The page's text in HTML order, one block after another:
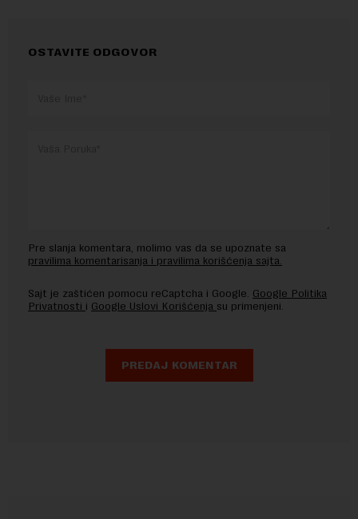
OSTAVITE ODGOVOR
Pre slanja komentara, molimo vas da se upoznate sa
pravilima komentarisanja i pravilima korišćenja sajta.
Sajt je zaštićen pomocu reCaptcha i Google. Google Politika
Privatnosti i Google Uslovi Korišćenja su primenjeni.